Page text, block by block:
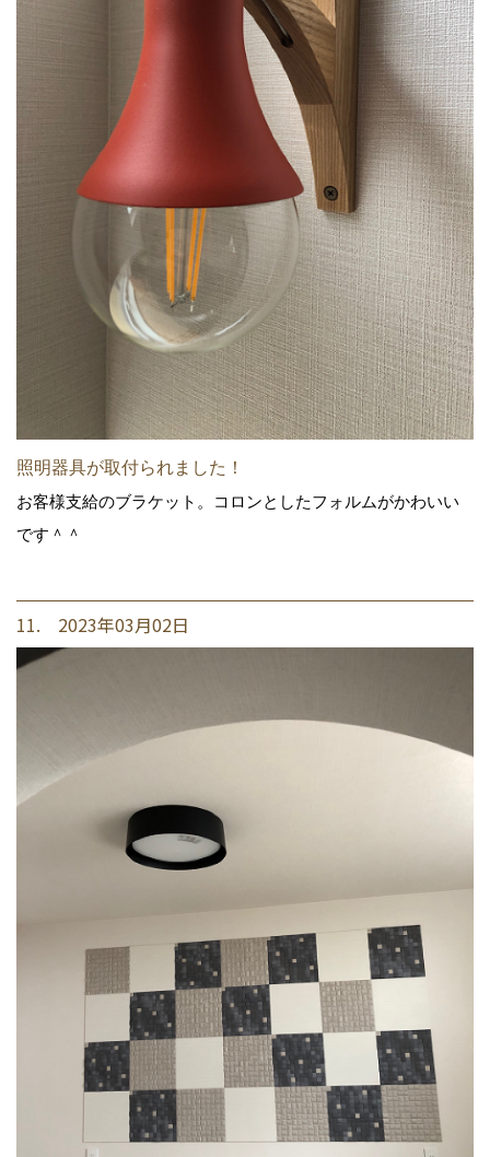
照明器具が取付られました！
お客様支給のブラケット。コロンとしたフォルムがかわいい
です＾＾
11. 2023年03月02日